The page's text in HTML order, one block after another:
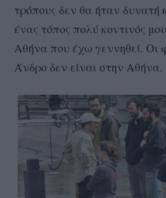
τρόπους δεν θα ήταν δυνατή
ένας τόπος πολύ κοντινός
Αθήνα που έχω γεννηθεί. Οι
Άνδρο δεν είναι στην Αθήνα.